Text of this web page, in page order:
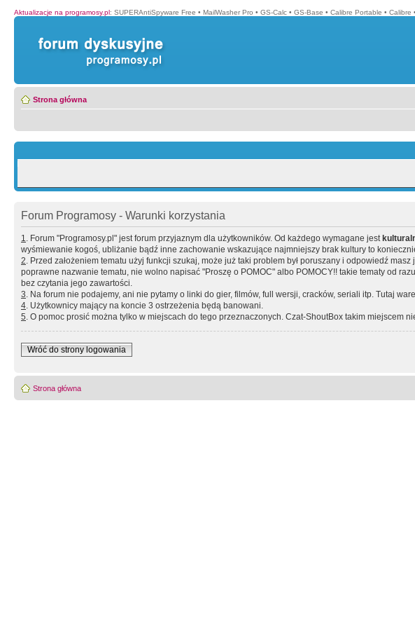
Aktualizacje na programosy.pl: SUPERAntiSpyware Free • MailWasher Pro • GS-Calc • GS-Base • Calibre Portable • Calibre •
Strona główna
Forum Programosy - Warunki korzystania
1. Forum "Programosy.pl" jest forum przyjaznym dla użytkowników. Od każdego wymagane jest
wyśmiewanie kogoś, ubliżanie bądź inne zachowanie wskazujące najmniejszy brak kultury to
2. Przed założeniem tematu użyj funkcji szukaj, może już taki problem był poruszany i odpowiedź
poprawne nazwanie tematu, nie wolno napisać "Proszę o POMOC" albo POMOCY!! takie tematy od
bez czytania jego zawartości.
3. Na forum nie podajemy, ani nie pytamy o linki do gier, filmów, full wersji, cracków, seriali itp. Tutaj
4. Użytkownicy mający na koncie 3 ostrzeżenia będą banowani.
5. O pomoc prosić można tylko w miejscach do tego przeznaczonych. Czat-ShoutBox takim miejscem
Wróć do strony logowania
Strona główna